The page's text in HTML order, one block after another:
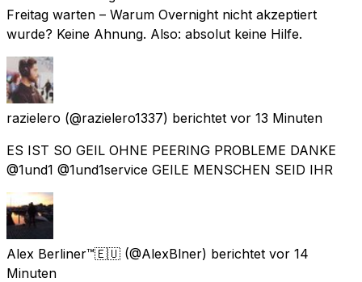
Freitag warten – Warum Overnight nicht akzeptiert
wurde? Keine Ahnung. Also: absolut keine Hilfe.
razielero (@razielero1337) berichtet vor 13 Minuten
ES IST SO GEIL OHNE PEERING PROBLEME DANKE
@1und1 @1und1service GEILE MENSCHEN SEID IHR
Alex Berliner™🇪🇺 (@AlexBlner) berichtet vor 14
Minuten